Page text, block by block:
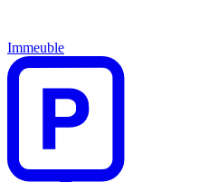
Immeuble